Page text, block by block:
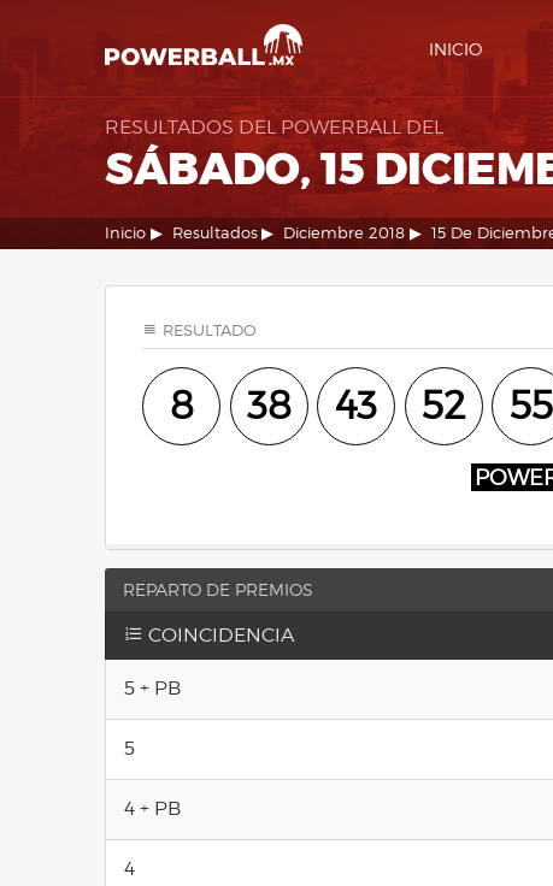
INICIO
RESULTADOS DEL POWERBALL DEL
SÁBADO, 15
Inicio Resultados Diciembre 2018 15 De
RESULTADO
8 38 43 52 55
REPARTO DE PREMIOS
COINCIDENCIA
5 + PB
5
4 + PB
4